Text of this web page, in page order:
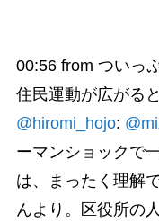
00:56from ついっ
住民運動が広がる
@hiromi_hojo:
ーマンショックで
は、まったく理解
んより。区役所の